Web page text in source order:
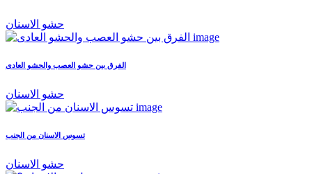
حشو الاسنان
الفرق بين حشو العصب والحشو العادى
حشو الاسنان
تسوس الاسنان من الجنب
حشو الاسنان